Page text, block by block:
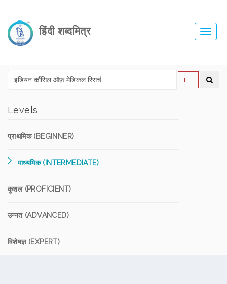
हिंदी शब्दमित्र
Levels
प्राथमिक (BEGINNER)
माध्यमिक (INTERMEDIATE)
कुशल (PROFICIENT)
उन्नत (ADVANCED)
विशेषज्ञ (EXPERT)